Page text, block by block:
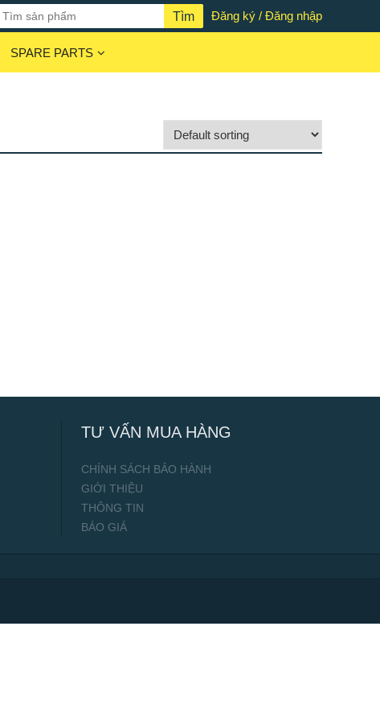
Đăng ký / Đăng nhập
SPARE PARTS
TƯ VẤN MUA HÀNG
CHÍNH SÁCH BẢO HÀNH
GIỚI THIỆU
THÔNG TIN
BÁO GIÁ